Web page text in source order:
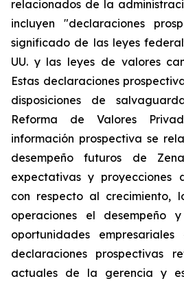
relacionados de la
incluyen "declaraciones
significado de las leyes
UU. y las leyes de valores
Estas declaraciones
disposiciones de
Reforma de Valores
información prospectiva se
desempeño futuros de
expectativas y proyecciones
con respecto al crecimiento,
operaciones el desempeño
oportunidades empresariales
declaraciones prospectivas
actuales de la gerencia y